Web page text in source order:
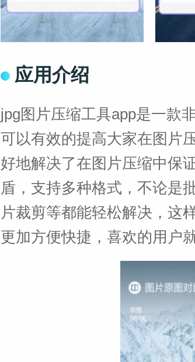
应用介绍
jpg图片压缩工具app是一款
可以有效的提高大家在图片
好地解决了在图片压缩中保
盾，支持多种格式，不论是
片裁剪等都能轻松解决，这
更加方便快捷，喜欢的用户